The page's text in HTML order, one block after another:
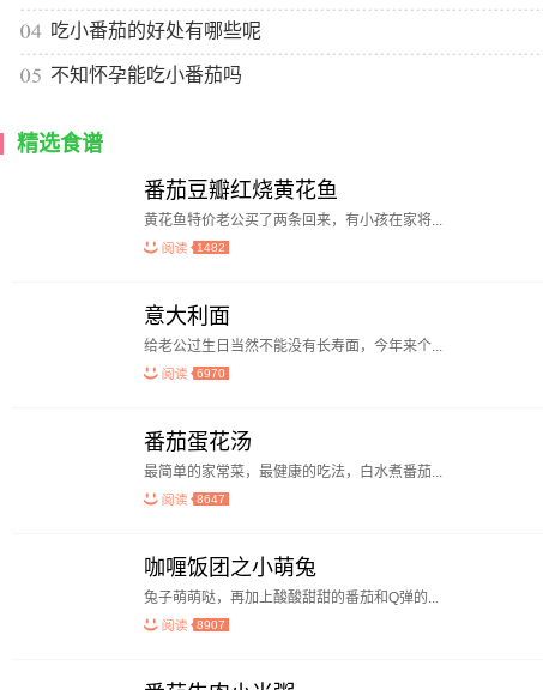
吃小番茄的好处有哪些呢
不知怀孕能吃小番茄吗
精选食谱
番茄豆瓣红烧黄花鱼
黄花鱼特价老公买了两条回来，有小孩在家将...
1482
意大利面
给老公过生日当然不能没有长寿面，今年来个...
6970
番茄蛋花汤
最简单的家常菜，最健康的吃法，白水煮番茄...
8647
咖喱饭团之小萌兔
兔子萌萌哒，再加上酸酸甜甜的番茄和Q弹的...
8907